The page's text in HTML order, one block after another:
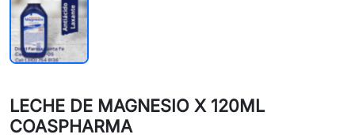
LECHE DE MAGNESIO X 120ML
COASPHARMA